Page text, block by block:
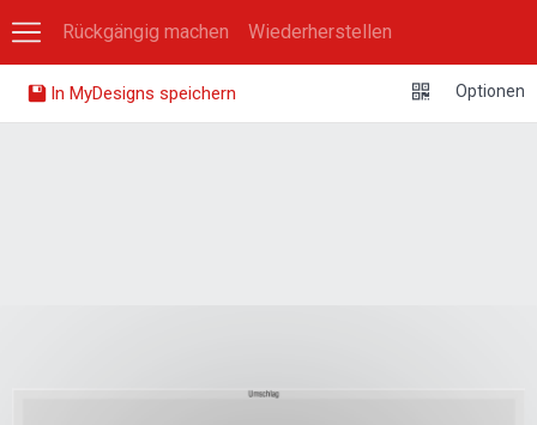
Rückgängig machen Wiederherstellen
In MyDesigns speichern Optionen